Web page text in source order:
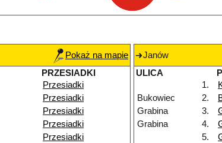
Pokaż na mapie
PRZESIADKI
Przesiadki
Przesiadki
Przesiadki
Przesiadki
Przesiadki
Janów
ULICA
1.
Bukowiec
2.
Grabina
3.
Grabina
4.
5.